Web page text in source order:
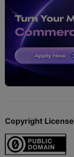
Copyright License